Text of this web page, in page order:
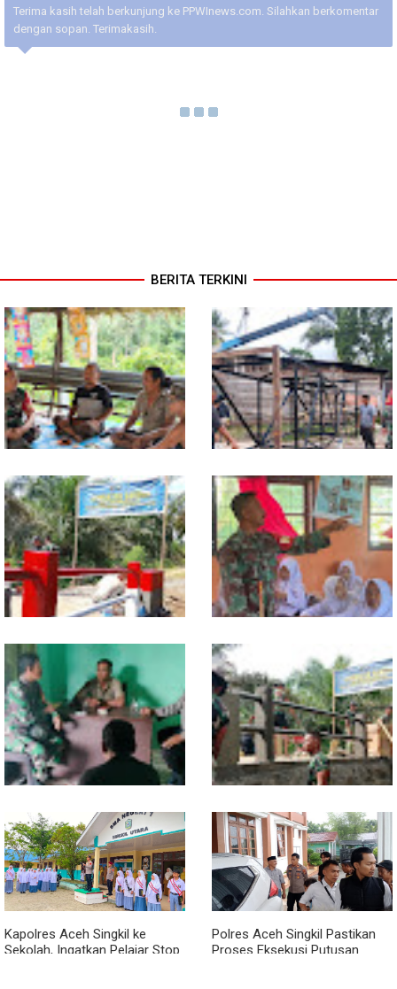
Terima kasih telah berkunjung ke PPWInews.com. Silahkan berkomentar
dengan sopan. Terimakasih.
BERITA TERKINI
Warung Kopi Jadi Ruang
Komsos, Babinsa Ajak Warga
Jaga Keamanan Lingkungan
Program TNI AD Manunggal Air
Masuki Tahap Pendirian Tower
Polytank di Simpang Kiri
Sentuhan Akhir Jembatan
Garuda Dikebut, Kodim 0118
Optimistis Tepat Waktu
Babinsa Tanamkan Nilai
Pancasila dan Cinta Tanah Air
kepada Siswa SMP
Babinsa dan Bhabinkamtibmas
Kompak Gaungkan Gerakan
Kibarkan Merah Putih
Kodim 0118 Kebut Tahap Akhir
Jembatan Garuda, Pengecoran
Kepala Jembatan Terus
Berjalan
Kapolres Aceh Singkil ke
Sekolah, Ingatkan Pelajar Stop
Polres Aceh Singkil Pastikan
Proses Eksekusi Putusan